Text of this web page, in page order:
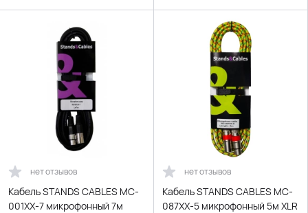
нет отзывов
Кабель STANDS CABLES MC-
001XX-7 микрофонный 7м
нет отзывов
Кабель STANDS CABLES MC-
087XX-5 микрофонный 5м XLR